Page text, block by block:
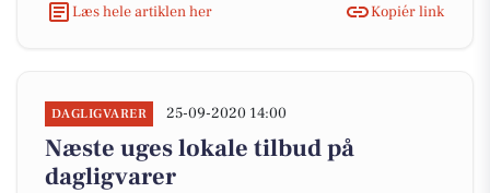
Læs hele artiklen her
Kopiér link
DAGLIGVARER 25-09-2020 14:00
Næste uges lokale tilbud på
dagligvarer